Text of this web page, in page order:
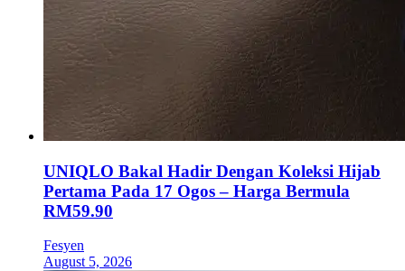
UNIQLO Bakal Hadir Dengan Koleksi Hijab
Pertama Pada 17 Ogos – Harga Bermula
RM59.90
Fesyen
August 5, 2026